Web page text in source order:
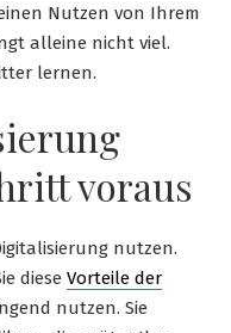
Nutzen von Ihrem
alleine nicht viel.
lernen.
voraus
nutzen.
diese Vorteile der
nutzen. Sie